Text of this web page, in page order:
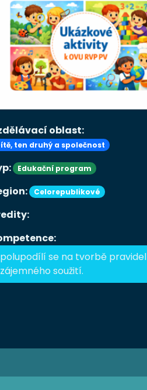
oblast:
ten druhý a společnost
Edukační program
Celorepublikové
se na tvorbě pravidel
soužití.